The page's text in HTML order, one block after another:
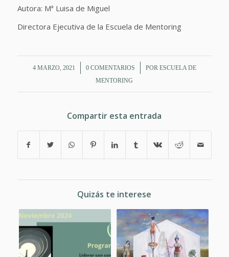
Autora: Mª Luisa de Miguel
Directora Ejecutiva de la Escuela de Mentoring
4 MARZO, 2021
/ 0 COMENTARIOS
/ POR ESCUELA DE
MENTORING
Compartir esta entrada
Quizás te interese